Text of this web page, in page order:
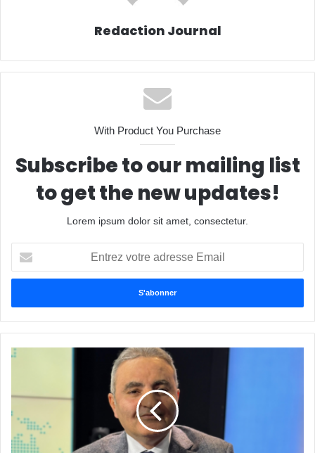
Redaction Journal
With Product You Purchase
Subscribe to our mailing list
to get the new updates!
Lorem ipsum dolor sit amet, consectetur.
votre
adresse